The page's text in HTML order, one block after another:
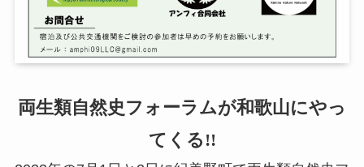
両生類自然史フォーラムが和歌山にやっ
てくる!!